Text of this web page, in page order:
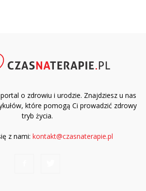
o zdrowiu i urodzie. Znajdziesz u nas
które pomogą Ci prowadzić zdrowy
tryb życia.
z nami: kontakt@czasnaterapie.pl